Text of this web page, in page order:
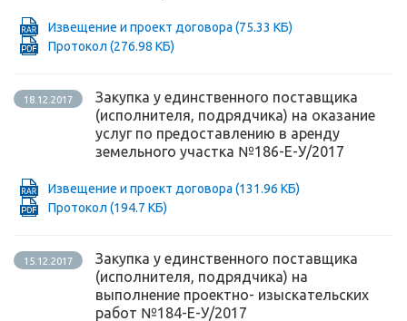
Извещение и проект договора (75.33 КБ)
Протокол (276.98 КБ)
18.12.2017
Закупка у единственного поставщика
(исполнителя, подрядчика) на оказание
услуг по предоставлению в аренду
земельного участка №186-Е-У/2017
Извещение и проект договора (131.96 КБ)
Протокол (194.7 КБ)
15.12.2017
Закупка у единственного поставщика
(исполнителя, подрядчика) на
выполнение проектно- изыскательских
работ №184-Е-У/2017